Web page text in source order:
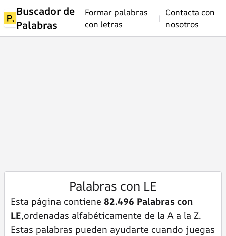
Buscador de
Palabras
Formar palabras
con letras
|
Contacta con
nosotros
Palabras con LE
Esta página contiene 82.496 Palabras con
LE,ordenadas alfabéticamente de la A a la Z.
Estas palabras pueden ayudarte cuando juegas